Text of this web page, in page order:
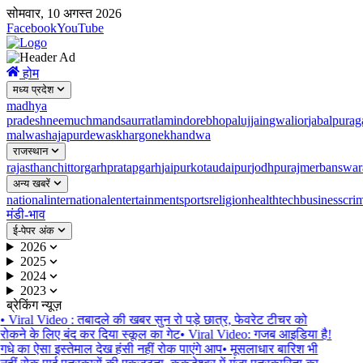
सोमवार, 10 अगस्त 2026
FacebookYouTube
होम
मध्य प्रदेश
madhya
pradeshneemuchmandsaurratlamindorebhopalujjaingwaliorjabalpur
malwashajapurdewaskhargonekhandwa
राजस्थान
rajasthanchittorgarhpratapgarhjaipurkotaudaipurjodhpurajmer
अन्य खबरें
nationalinternationalentertainmentsportsreligionhealthtechbusiness
मंडी-भाव
ई-पेपर अंक
2026
2025
2024
2023
ब्रेकिंग न्यूज़
Viral Video : तबादले की खबर सुन रो पड़े छात्र, फेवरेट टीचर को
के लिए बंद कर दिया स्कूल का गेट• Viral Video: गजब आइडिया है!
का ऐसा इस्तेमाल देख हंसी नहीं रोक पाएंगे आप• मूसलाधार बारिश भी